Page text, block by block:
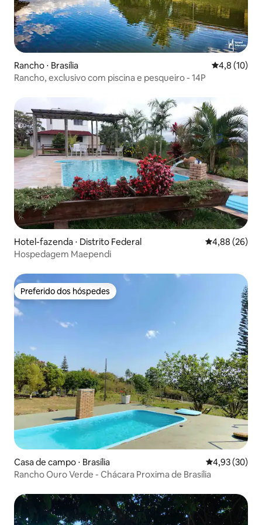
Rancho ⋅ Brasília 4,8 de uma
4,8 (10)
Rancho, exclusivo com piscina e pesqueiro - 14P
Hotel-fazenda ⋅ Distrito Federal 4,88 de uma
4,88 (26)
Hospedagem Maependi
Preferido dos hóspedes
Preferido dos hóspedes
Casa de campo ⋅ Brasília 4,93 de uma
4,93 (30)
Rancho Ouro Verde - Chácara Proxima de Brasília